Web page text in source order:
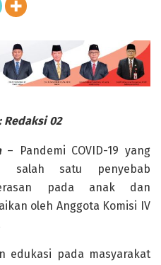
02
– Pandemi COVID-19 yang
salah satu penyebab
pada anak dan
oleh Anggota Komisi IV
edukasi pada masyarakat